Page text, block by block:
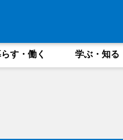
す・働く 学ぶ・知る